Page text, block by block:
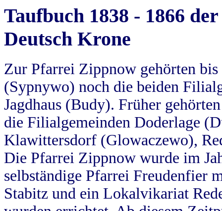
Taufbuch 1838 - 1866
Deutsch Krone
Zur Pfarrei Zippnow gehörten
(Sypnywo) noch die beiden
Jagdhaus (Budy). Früher
die Filialgemeinden Doderlage
Klawittersdorf (Glowaczewo),
Die Pfarrei Zippnow wurde im
selbständige Pfarrei Freudenfier
Stabitz und ein Lokalvikariat